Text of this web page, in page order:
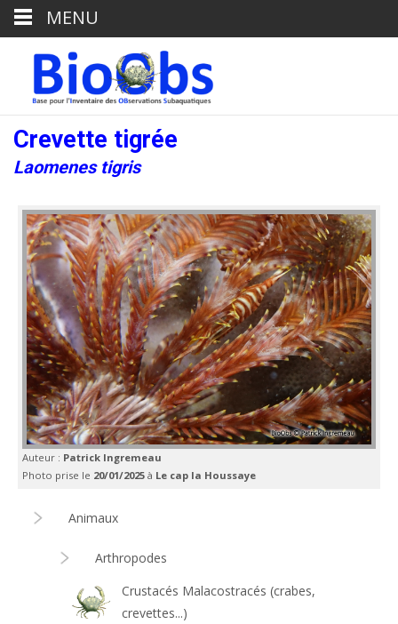
Crevette tigrée
Laomenes tigris
Auteur : Patrick Ingremeau
Photo prise le 20/01/2025 à Le cap la Houssaye
Animaux
Arthropodes
Crustacés Malacostracés (crabes,
crevettes...)
MENU